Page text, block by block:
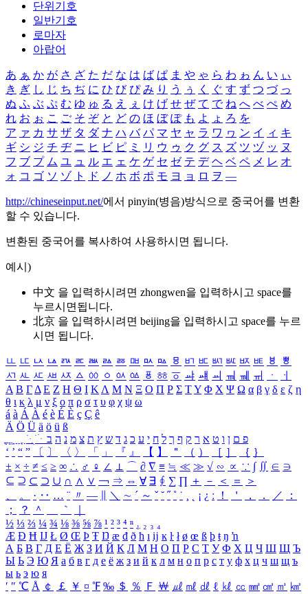
단위기호
일반기호
로마자
아랍어
あ ぁ か が さ ざ た だ な は ば ぱ ま や ゃ ら わ ゎ ん い ぃ
き ぎ し じ ち ぢ に ひ び ぴ み り う ぅ く ぐ す ず つ づ っ
ぬ ふ ぶ ぷ む ゆ ゅ る え ぇ け げ せ ぜ て で ね へ べ ぺ め
れ お ぉ こ ご そ ぞ と ど の ほ ぼ ぽ も よ ょ ろ を
ア ァ カ サ ザ タ ダ ナ ハ バ パ マ ヤ ャ ラ ワ ヮ ン イ ィ キ
ギ シ ジ チ ヂ ニ ヒ ビ ピ ミ リ ウ ゥ ク グ ス ズ ツ ヅ ッ ヌ
フ ブ プ ム ユ ュ ル エ ェ ケ ゲ セ ゼ テ デ ヘ ベ ペ メ レ オ
ォ コ ゴ ソ ゾ ト ド ノ ホ ボ ポ モ ヨ ョ ロ ヲ ―
http://chineseinput.net/에서 pinyin(병음)방식으로 중국어를 변환
할 수 있습니다.
변환된 중국어를 복사하여 사용하시면 됩니다.
예시)
中文 을 입력하시려면 zhongwen을 입력하시고 space를
누르시면됩니다.
北京 을 입력하시려면 beijing을 입력하시고 space를 누르
시면 됩니다.
ㅥ ㅦ ㅧ ㅨ ㅩ ㅪ ㅫ ㅬ ㅭ ㅮ ㅯ ㅰ ㅱ ㅲ ㅳ ㅴ ㅵ ㅶ ㅷ ㅸ
ㅹ
ㅺ ㅻ ㅼ ㅽ ㅾ ㅿ ㆀ ㆁ ㆂ ㆃ ㆄ ㆅ ㆆ ㆇ ㆈ ㆉ ㆊ ㆋ ㆌ ㆍ
ㆎ
Α Β ΓΔ Ε Ζ Η Θ Ι ΚΛ Μ Ν Ξ Ο Π Ρ Σ ΤΥ Φ Χ Ψ Ω α β γ δ ε ζ η
θ ι κ λ μ ν ξ ο π ρ σ τ υ φ χ ψ ω
á à Á À é è É È ç Ç ê
Ä Ö Ü ä ö ü ß
ִֶֹ ֻּ ׁׂ פ ם ן ו ט א ר ק ף ך ל ח י ע כ ג ד ש ץ ת צ מ נ ה ב
‘ ’ “ ” 〔 〕 〈 〉 「 」 『 』 【 】 ＂ （ ） ［ ］ ｛ ｝
± × ÷ ≠ ≤ ≥ ∞ ∴ ♂ ♀ ∠ ⊥ ⌒ ∂ ∇ ≡ ≒ ≪ ≫ √ ∽ ∝ ∵ ∫ ∬ ∈ ∋
⊆ ⊇ ⊂ ⊃ ∪ ∩ ∧ ∨ ￢ ⇒ ⇔ ∀ ∃ ∮ ∑ ∏ ＋ － ＜ ＝
＞
、
。 · ‥ … ¨ 〃 ― ＼ ∼ ´ ～ ˇ ˘ ˝ ˚ ˙ ¸ ¡ ¿ ː ！ ＇ ， ． ／
：
；
？ ＾ ｀
½ ⅓ ⅔ ¼ ¾ ⅛ ⅜ ⅝ ⅞ ¹ ² ³ ⁴ ⁿ ₁ ₂ ₃ ₄
Æ Ð Ħ Ĳ Ł Ø Œ Þ Ŧ Ŋ æ đ ð ħ ı ĳ ĸ ŀ ł ø œ ß þ ŧ ŋ ŉ
А Б В Г Д Е Ё Ж З И Й К Л М Н О П Р С Т У Ф Х Ц Ч Ш Щ Ъ
Ы Ь Э Ю Я а б в г д е ё ж з и й к л м н о п р с т у ф х ц ч ш щ ъ
ы ь э ю я
′ ″ ℃ Å ￠ ￡ ￥ ¤ ℉ ‰ ＄ ％ Ｆ ￦ ㎕ ㎖ ㎗ ℓ ㎘ ㏄ ㎣ ㎤ ㎥ ㎦